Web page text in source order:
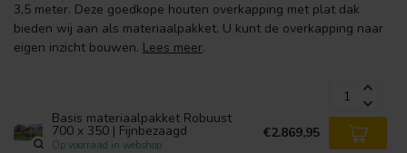
3,5 meter. Deze goedkope houten overkapping met plat dak
bieden wij aan als materiaalpakket. U kunt de overkapping naar
eigen inzicht bouwen. Lees meer.
Basis materiaalpakket Robuust
700 x 350 | Fijnbezaagd
Op voorraad in webshop
€2.869,95